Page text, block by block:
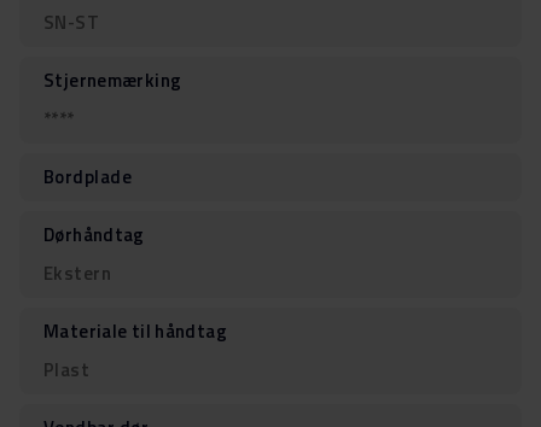
SN-ST
Stjernemærking
****
Bordplade
Dørhåndtag
Ekstern
Materiale til håndtag
Plast